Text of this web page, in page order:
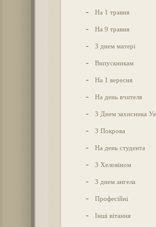
- На 1 травня
- На 9 травня
- З днем матері
- Випускникам
- На 1 вересня
- На день вчителя
- З Днем захисника
- З Покрова
- На день студента
- З Хеловіном
- З днем ангела
- Професійні
- Інші вітання